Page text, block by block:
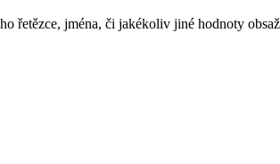
řetězce, jména, či jakékoliv jiné hodnoty